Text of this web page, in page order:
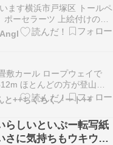
ます横浜市戸塚区 トールペ
ポーセラーツ 上絵付けのお
すStrawberry Angel 松本
徒様に寄り添いながら想い
おてつだいを心がけてレッ
（火曜日水…
敷カール ロープウェイで
ほとんどの方が登山道
のんびり遊歩道???? 降り
治亭、駒ヶ根の本店はお初♪
！ さらに北上して 長野駅
イして美味…
と++ちくちくノート++
しいといぷー転写紙
さに気持ちもウキウキ